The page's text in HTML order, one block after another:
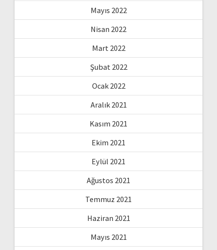
Mayıs 2022
Nisan 2022
Mart 2022
Şubat 2022
Ocak 2022
Aralık 2021
Kasım 2021
Ekim 2021
Eylül 2021
Ağustos 2021
Temmuz 2021
Haziran 2021
Mayıs 2021